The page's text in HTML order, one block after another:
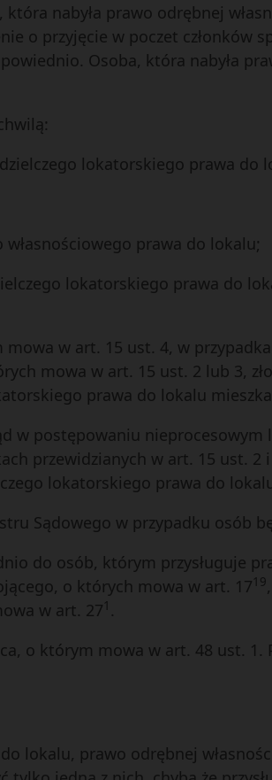
która nabyła prawo odrębnej
o przyjęcie w poczet członków
Osoba, która nabyła
lokatorskiego prawa do
własnościowego prawa do lokalu;
lokatorskiego prawa do
w art. 15 ust. 4, w
mowa w art. 15 ust. 2 lub 3,
prawa do lokalu
w postępowaniu
przewidzianych w art. 15 ust.
lokatorskiego prawa do
Sądowego w przypadku osób
do osób, którym przysługuje
o których mowa w art. 1719
w art. 271 .
o którym mowa w art. 48 ust. 1.
do lokalu, prawo odrębnej